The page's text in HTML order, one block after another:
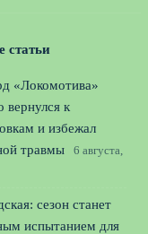
статьи
«Локомотива»
вернулся к
и избежал
травмы
6 августа,
сезон станет
испытанием для